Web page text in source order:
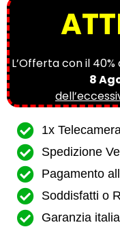
L’Offerta con il
8
1x
Spedizione
Pagamento
Soddisfatti o
Garanzia